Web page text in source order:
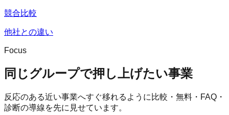
競合比較
他社との違い
Focus
同じグループで押し上げたい事業
反応のある近い事業へすぐ移れるように比較・無料・FAQ・
診断の導線を先に見せています。